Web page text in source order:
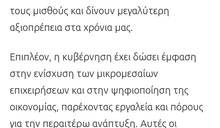
τους μισθούς και δίνουν μεγαλύτερη
αξιοπρέπεια στα χρόνια μας.
Επιπλέον, η κυβέρνηση έχει δώσει έμφαση
στην ενίσχυση των μικρομεσαίων
επιχειρήσεων και στην ψηφιοποίηση της
οικονομίας, παρέχοντας εργαλεία και πόρους
για την περαιτέρω ανάπτυξη. Αυτές οι